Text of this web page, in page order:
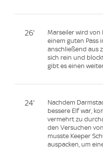
26'
Marseiler wird von
einem guten Pass
anschließend aus
sich rein und
gibt es einen
24'
Nachdem
bessere Elf war,
vermehrt zu
den Versuchen
musste Keeper
auspacken, um